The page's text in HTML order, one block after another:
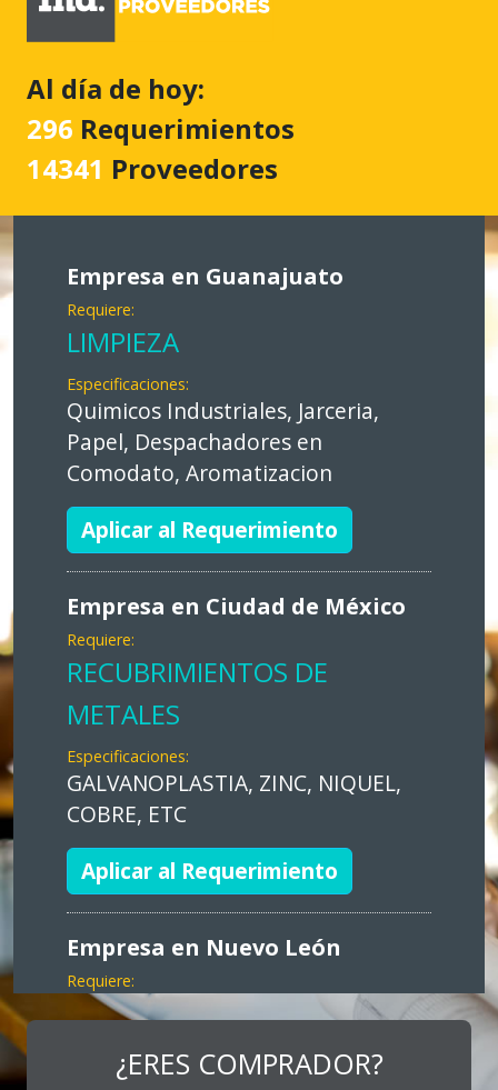
Al día de hoy:
296 Requerimientos
14341 Proveedores
Empresa en Guanajuato
Requiere:
LIMPIEZA
Especificaciones:
Quimicos Industriales, Jarceria,
Papel, Despachadores en
Comodato, Aromatizacion
Aplicar al Requerimiento
Empresa en Ciudad de México
Requiere:
RECUBRIMIENTOS DE
METALES
Especificaciones:
GALVANOPLASTIA, ZINC, NIQUEL,
COBRE, ETC
Aplicar al Requerimiento
Empresa en Nuevo León
Requiere:
MARKETING
Especificaciones:
Consultoría, promocionales, stands,
¿ERES COMPRADOR?